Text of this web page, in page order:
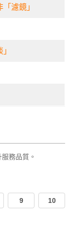
濾鏡」
務品質。
9 10